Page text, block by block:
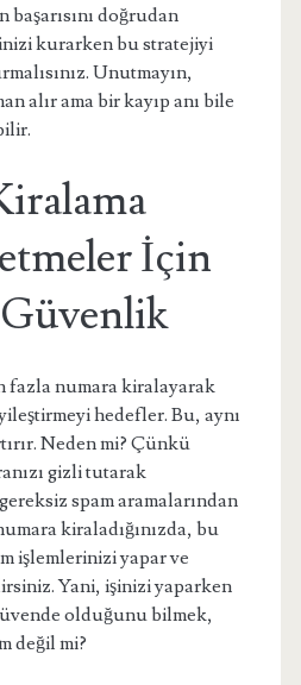
doğrudan
kurarken bu stratejiyi
Unutmayın,
alır ama bir kayıp anı bile
İçin
Güvenlik
fazla numara kiralayarak
hedefler. Bu, aynı
Neden mi? Çünkü
gizli tutarak
spam aramalarından
kiraladığınızda, bu
işlemlerinizi yapar ve
Yani, işinizi yaparken
olduğunu bilmek,
değil mi?